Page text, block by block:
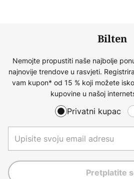
Bilten
Nemojte propustiti naše najbolje
najnovije trendove u rasvjeti.
vam kupon* od 15 % koji možete
kupovine u našoj
Privatni kupac
Pretplatite